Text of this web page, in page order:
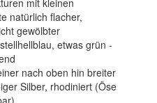
natürlich flacher,
gewölbter
etwas grün -
nach oben hin breiter
Silber, rhodiniert (Öse